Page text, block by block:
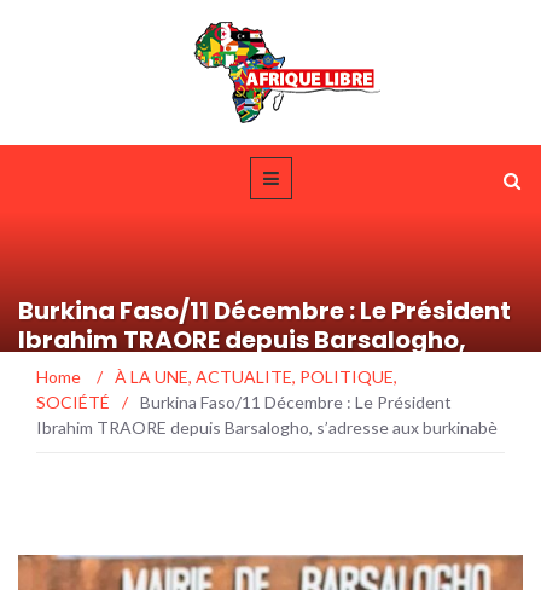
Burkina Faso/11 Décembre : Le Président
Ibrahim TRAORE depuis Barsalogho,
s’adresse aux burkinabè
Home / À LA UNE, ACTUALITE, POLITIQUE,
SOCIÉTÉ
/ Burkina Faso/11 Décembre : Le Président
Ibrahim TRAORE depuis Barsalogho, s’adresse aux burkinabè